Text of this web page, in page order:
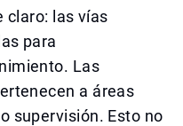
claro: las vías
para
Las
a áreas
supervisión. Esto no